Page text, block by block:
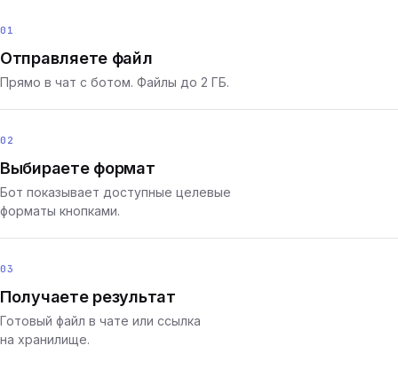
01
Отправляете файл
Прямо в чат с ботом. Файлы до 2 ГБ.
02
Выбираете формат
Бот показывает доступные целевые
форматы кнопками.
03
Получаете результат
Готовый файл в чате или ссылка
на хранилище.